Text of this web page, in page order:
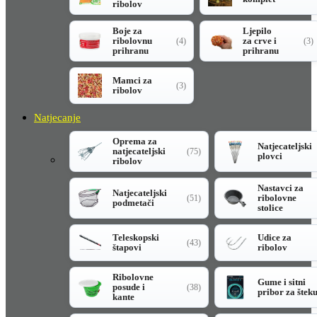
ribolov
Boje za
ribolovnu
prihranu
(4)
Ljepilo
za crve i
prihranu
(3)
Mamci za
ribolov
(3)
Natjecanje
Oprema za
natjecateljski
ribolov
(75)
Natjecateljski
plovci
Natjecateljski
podmetači
(51)
Nastavci za
ribolovne
stolice
Teleskopski
štapovi
(43)
Udice za
ribolov
Ribolovne
posude i
kante
(38)
Gume i sitni
pribor za šteku